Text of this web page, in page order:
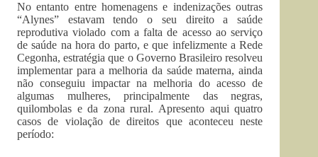
No entanto entre homenagens e indenizações outras
“Alynes” estavam tendo o seu direito a saúde
reprodutiva violado com a falta de acesso ao serviço
de saúde na hora do parto, e que infelizmente a Rede
Cegonha, estratégia que o Governo Brasileiro resolveu
implementar para a melhoria da saúde materna, ainda
não conseguiu impactar na melhoria do acesso de
algumas mulheres, principalmente das negras,
quilombolas e da zona rural. Apresento aqui quatro
casos de violação de direitos que aconteceu neste
período: